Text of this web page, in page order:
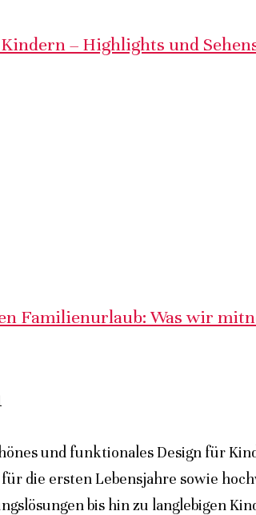
– Highlights und
Familienurlaub: Was wir
und funktionales Design für
die ersten Lebensjahre sowie
bis hin zu langlebigen